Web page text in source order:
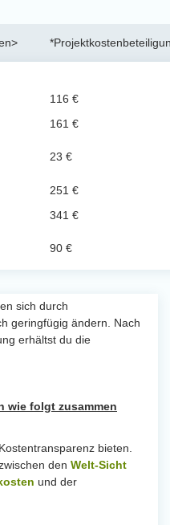
116 €
161 €
23 €
251 €
341 €
90 €
sich durch
geringfügig ändern. Nach
erhältst du die
wie folgt zusammen
bieten.
den Welt-Sicht
und der